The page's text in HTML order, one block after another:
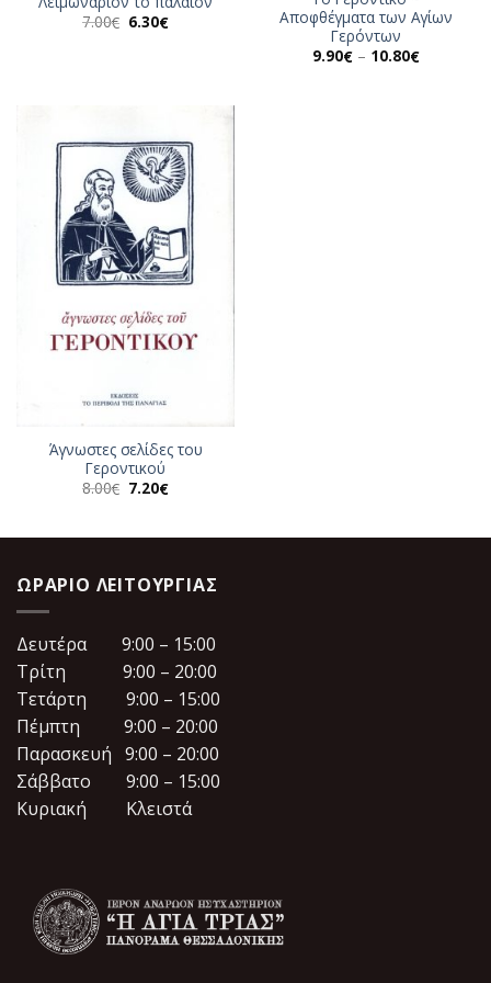
7.00€ Original
6.30€Η
Αποφθέγματα των Αγίων
Γερόντων
9.90€ – 10.80€Price
range:
Άγνωστες σελίδες του
Γεροντικού
8.00€ Original
7.20€Η
7.20€.
ΩΡΆΡΙΟ ΛΕΙΤΟΥΡΓΊΑΣ
Δευτέρα 9:00 – 15:00
Τρίτη 9:00 – 20:00
Τετάρτη 9:00 – 15:00
Πέμπτη 9:00 – 20:00
Παρασκευή 9:00 – 20:00
Σάββατο 9:00 – 15:00
Κυριακή Κλειστά